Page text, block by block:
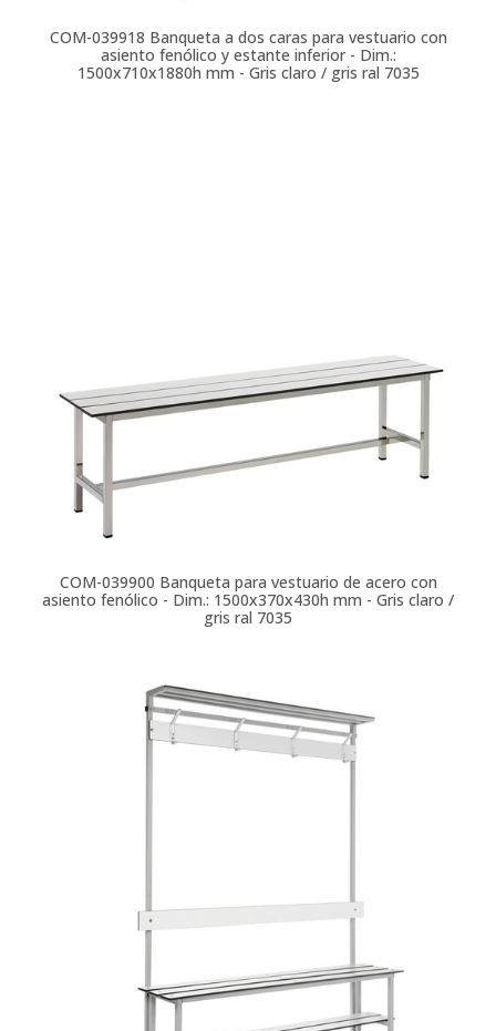
COM-039918 Banqueta a dos caras para vestuario con
asiento fenólico y estante inferior - Dim.:
1500x710x1880h mm - Gris claro / gris ral 7035
COM-039900 Banqueta para vestuario de acero con
asiento fenólico - Dim.: 1500x370x430h mm - Gris claro /
gris ral 7035